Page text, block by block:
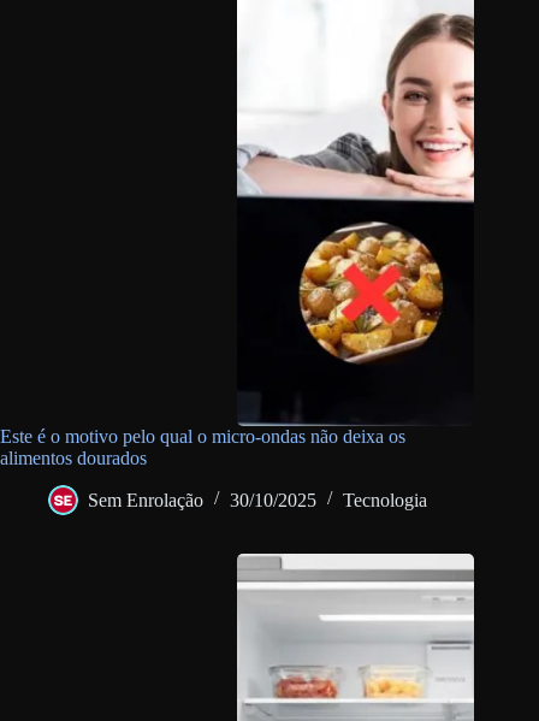
Este é o motivo pelo qual o micro-ondas não deixa os
alimentos dourados
Sem Enrolação 30/10/2025 Tecnologia